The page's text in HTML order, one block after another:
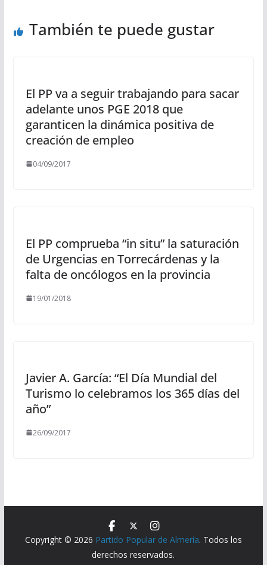
También te puede gustar
El PP va a seguir trabajando para sacar
adelante unos PGE 2018 que
garanticen la dinámica positiva de
creación de empleo
04/09/2017
El PP comprueba “in situ” la saturación
de Urgencias en Torrecárdenas y la
falta de oncólogos en la provincia
19/01/2018
Javier A. García: “El Día Mundial del
Turismo lo celebramos los 365 días del
año”
26/09/2017
Copyright © 2026 Partido Popular de Almería. Todos los
derechos reservados.